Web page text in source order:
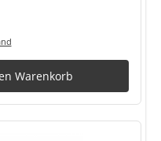
Warenkorb